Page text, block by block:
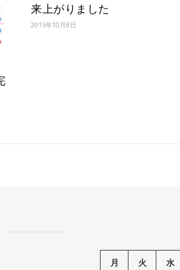
来上がりました
2015年10月8日
月 火 水